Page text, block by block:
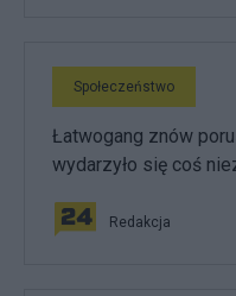
Społeczeństwo
Łatwogang znów
wydarzyło się coś
Redakcja